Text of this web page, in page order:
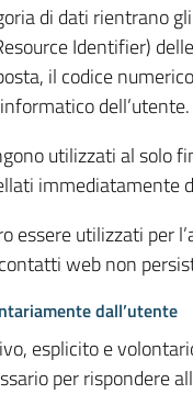
di dati rientrano
Identifier)
il codice
dell’utente.
utilizzati al solo
immediatamente
essere utilizzati per
web non
dall’utente
esplicito e
per rispondere